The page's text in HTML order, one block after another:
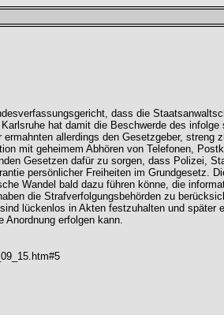
dass die
hat damit die Beschwerde des
allerdings den Gesetzgeber,
mit geheimem Abhören von Telefonen,
Gesetzen dafür zu sorgen, dass Polizei,
persönlicher Freiheiten im
Wandel bald dazu führen könne, die
die Strafverfolgungsbehörden zu
lückenlos in Akten festzuhalten und
Anordnung erfolgen kann.